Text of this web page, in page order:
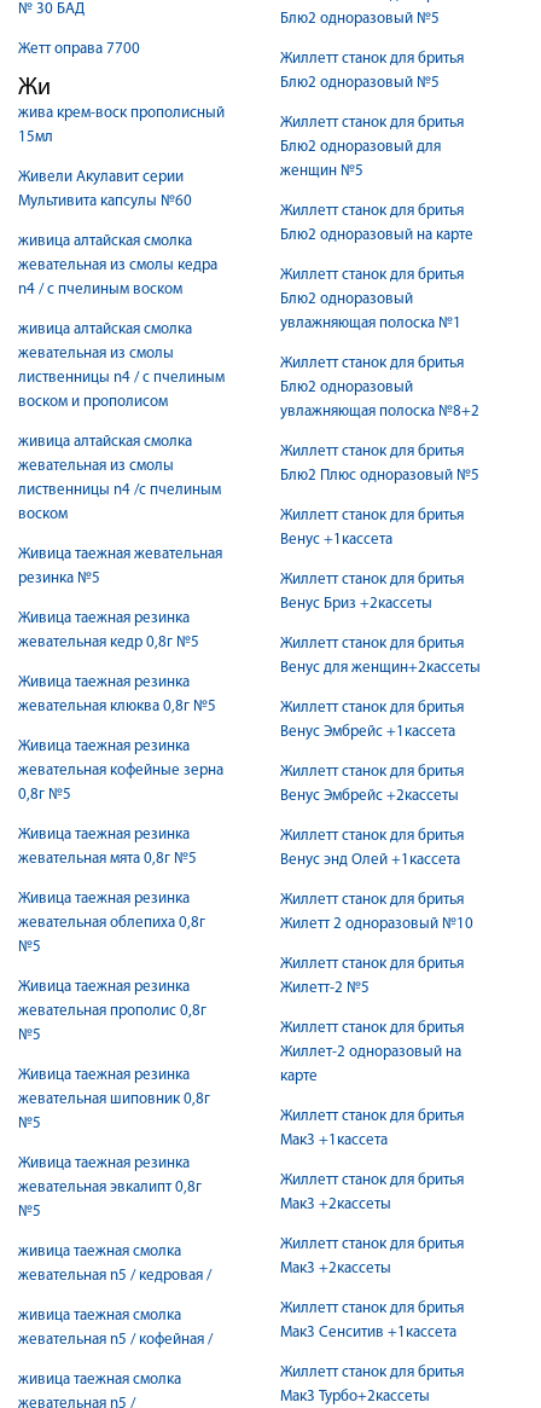
№ 30 БАД
Жетт оправа 7700
Жи
жива крем-воск прополисный
15мл
Живели Акулавит серии
Мультивита капсулы №60
живица алтайская смолка
жевательная из смолы кедра
n4 / с пчелиным воском
живица алтайская смолка
жевательная из смолы
лиственницы n4 / с пчелиным
воском и прополисом
живица алтайская смолка
жевательная из смолы
лиственницы n4 /с пчелиным
воском
Живица таежная жевательная
резинка №5
Живица таежная резинка
жевательная кедр 0,8г №5
Живица таежная резинка
жевательная клюква 0,8г №5
Живица таежная резинка
жевательная кофейные зерна
0,8г №5
Живица таежная резинка
жевательная мята 0,8г №5
Живица таежная резинка
жевательная облепиха 0,8г
№5
Живица таежная резинка
жевательная прополис 0,8г
№5
Живица таежная резинка
жевательная шиповник 0,8г
№5
Живица таежная резинка
жевательная эвкалипт 0,8г
№5
живица таежная смолка
жевательная n5 / кедровая /
живица таежная смолка
жевательная n5 / кофейная /
живица таежная смолка
жевательная n5 /
Блю2 одноразовый №5
Жиллетт станок для бритья
Блю2 одноразовый №5
Жиллетт станок для бритья
Блю2 одноразовый для
женщин №5
Жиллетт станок для бритья
Блю2 одноразовый на карте
Жиллетт станок для бритья
Блю2 одноразовый
увлажняющая полоска №1
Жиллетт станок для бритья
Блю2 одноразовый
увлажняющая полоска №8+2
Жиллетт станок для бритья
Блю2 Плюс одноразовый №5
Жиллетт станок для бритья
Венус +1кассета
Жиллетт станок для бритья
Венус Бриз +2кассеты
Жиллетт станок для бритья
Венус для женщин+2кассеты
Жиллетт станок для бритья
Венус Эмбрейс +1кассета
Жиллетт станок для бритья
Венус Эмбрейс +2кассеты
Жиллетт станок для бритья
Венус энд Олей +1кассета
Жиллетт станок для бритья
Жилeтт 2 одноразовый №10
Жиллетт станок для бритья
Жилетт-2 №5
Жиллетт станок для бритья
Жиллет-2 одноразовый на
карте
Жиллетт станок для бритья
Мак3 +1кассета
Жиллетт станок для бритья
Мак3 +2кассеты
Жиллетт станок для бритья
Мак3 +2кассеты
Жиллетт станок для бритья
Мак3 Сенситив +1кассета
Жиллетт станок для бритья
Мак3 Турбо+2кассеты